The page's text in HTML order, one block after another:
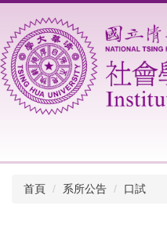
主
要
內
容
首頁 系所公告 口試